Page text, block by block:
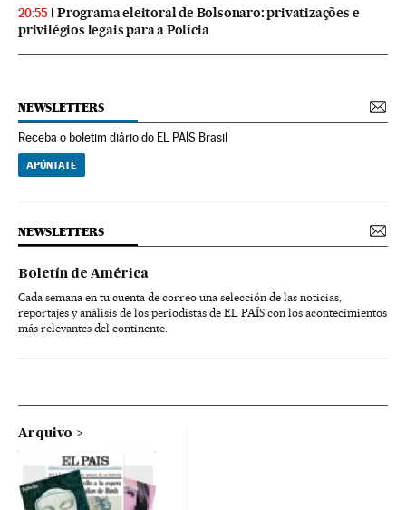
20:55
Programa eleitoral de Bolsonaro: privatizações e
privilégios legais para a Polícia
NEWSLETTERS
Receba o boletim diário do EL PAÍS Brasil
APÚNTATE
NEWSLETTERS
Boletín de América
Cada semana en tu cuenta de correo una selección de las noticias,
reportajes y análisis de los periodistas de EL PAÍS con los acontecimientos
más relevantes del continente.
Arquivo